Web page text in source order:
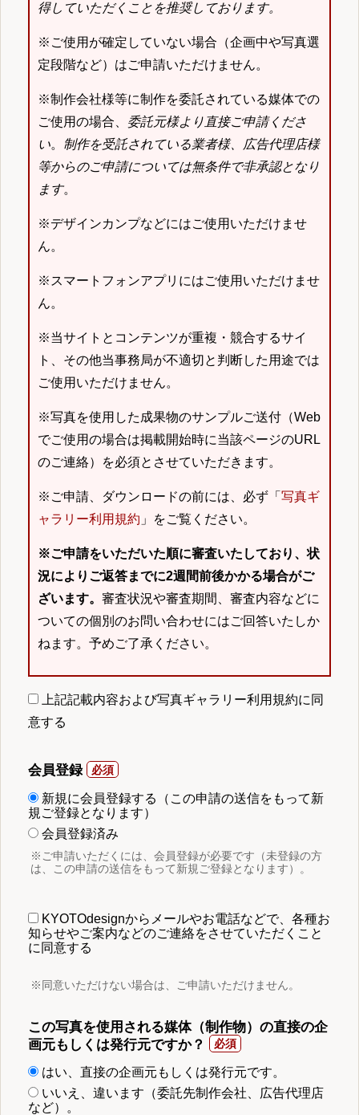
得していただくことを推奨しております。
※ご使用が確定していない場合（企画中や写真選
定段階など）はご申請いただけません。
※制作会社様等に制作を委託されている媒体での
ご使用の場合、 委託元様より直接ご申請くださ
い。 制作を受託されている業者様、広告代理店様
等からのご申請については無条件で非承認となり
ます。
※デザインカンプなどにはご使用いただけませ
ん。
※スマートフォンアプリにはご使用いただけませ
ん。
※当サイトとコンテンツが重複・競合するサイ
ト、その他当事務局が不適切と判断した用途では
ご使用いただけません。
※写真を使用した成果物のサンプルご送付（Web
でご使用の場合は掲載開始時に当該ページのURL
のご連絡）を必須とさせていただきます。
※ご申請、ダウンロードの前には、必ず「 写真ギ
ャラリー利用規約 」をご覧ください。
※ご申請をいただいた順に審査いたしており、状
況によりご返答までに2週間前後かかる場合がご
ざいます。 審査状況や審査期間、審査内容などに
ついての個別のお問い合わせにはご回答いたしか
ねます。予めご了承ください。
上記記載内容および写真ギャラリー利用規約に同
意する
会員登録
新規に会員登録する（この申請の送信をもって新
規ご登録となります）
会員登録済み
※ご申請いただくには、会員登録が必要です（未登録の方
は、この申請の送信をもって新規ご登録となります）。
KYOTOdesignからメールやお電話などで、各種お
知らせやご案内などのご連絡をさせていただくこと
に同意する
※同意いただけない場合は、ご申請いただけません。
この写真を使用される媒体（制作物）の直接の企
画元もしくは発行元ですか？
はい、直接の企画元もしくは発行元です。
いいえ、違います（委託先制作会社、広告代理店
など）。